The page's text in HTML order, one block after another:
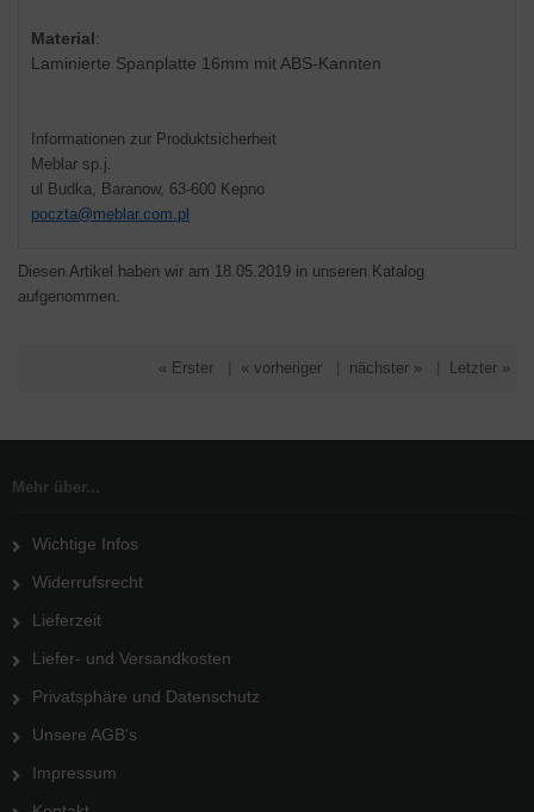
Material:
Laminierte Spanplatte 16mm mit ABS-Kannten
Informationen zur Produktsicherheit
Meblar sp.j.
ul Budka, Baranow, 63-600 Kepno
poczta@meblar.com.pl
Diesen Artikel haben wir am 18.05.2019 in unseren Katalog
aufgenommen.
« Erster « vorheriger nächster » Letzter »
Mehr über...
Wichtige Infos
Widerrufsrecht
Lieferzeit
Liefer- und Versandkosten
Privatsphäre und Datenschutz
Unsere AGB's
Impressum